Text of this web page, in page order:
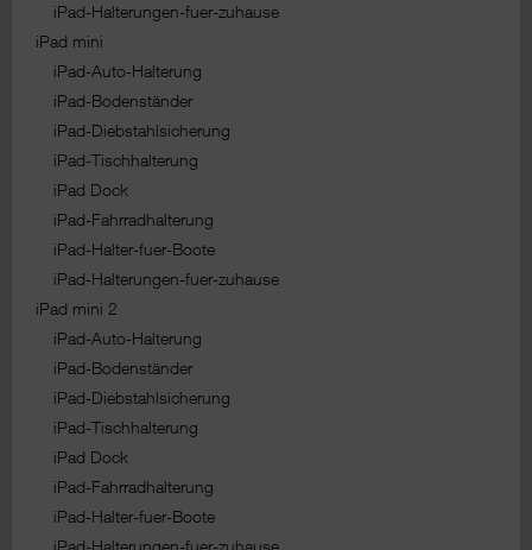
iPad-Halterungen-fuer-zuhause
iPad mini
iPad-Auto-Halterung
iPad-Bodenständer
iPad-Diebstahlsicherung
iPad-Tischhalterung
iPad Dock
iPad-Fahrradhalterung
iPad-Halter-fuer-Boote
iPad-Halterungen-fuer-zuhause
iPad mini 2
iPad-Auto-Halterung
iPad-Bodenständer
iPad-Diebstahlsicherung
iPad-Tischhalterung
iPad Dock
iPad-Fahrradhalterung
iPad-Halter-fuer-Boote
iPad-Halterungen-fuer-zuhause